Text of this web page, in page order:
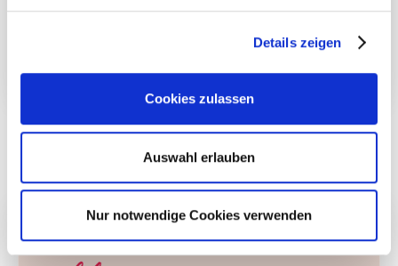
Details zeigen
Cookies zulassen
Auswahl erlauben
Nur notwendige Cookies verwenden
2023: Geldanlage in Gefahr – können
Fonds & ETFs eigentlich pleitegehen?